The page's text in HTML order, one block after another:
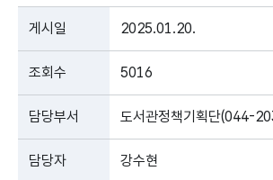
게시일 2025.01.20.
조회수 5016
담당부서 도서관정책기획단(044-
담당자 강수현